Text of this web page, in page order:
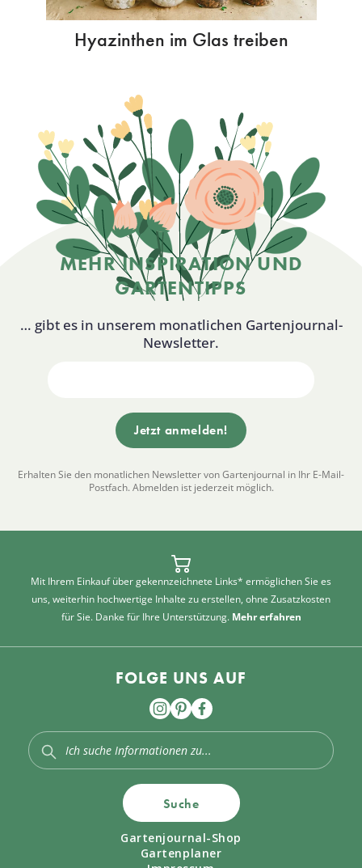
Hyazinthen im Glas treiben
MEHR INSPIRATION UND
GARTENTIPPS
… gibt es in unserem monatlichen Gartenjournal-
Newsletter.
Erhalten Sie den monatlichen Newsletter von Gartenjournal in Ihr E-Mail-
Postfach. Abmelden ist jederzeit möglich.
Mit Ihrem Einkauf über gekennzeichnete Links* ermöglichen Sie es
uns, weiterhin hochwertige Inhalte zu erstellen, ohne Zusatzkosten
für Sie. Danke für Ihre Unterstützung. Mehr erfahren
FOLGE UNS AUF
Suche
Gartenjournal-Shop
Gartenplaner